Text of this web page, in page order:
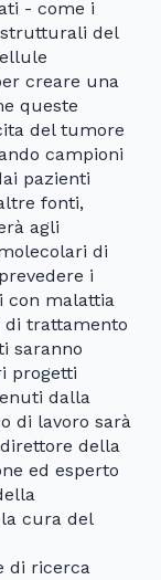
- come i
del
creare una
queste
del tumore
campioni
pazienti
fonti,
agli
di
i
con malattia
di trattamento
saranno
progetti
dalla
di lavoro sarà
della
ed esperto
cura del
di ricerca